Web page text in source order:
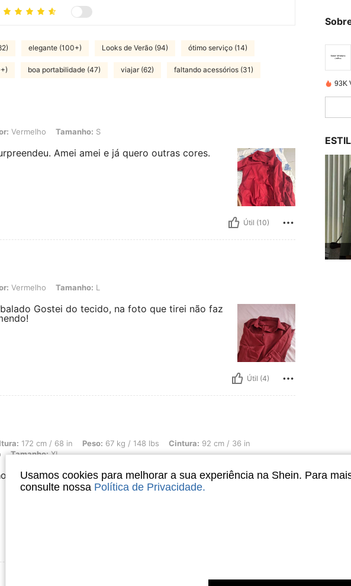
elegante (100+) Looks de Verão (94) ótimo serviço (14)
boa portabilidade (47) viajar (62) faltando acessórios (31)
Tamanho: S
Vermelho Tamanho: S
Amei amei e já quero outras cores.
Útil (10)
Tamanho: L
Vermelho Tamanho: L
Gostei do tecido, na foto que tirei não faz
Útil (4)
cm / 68 in, Peso: 67 kg / 148 lbs, Cintura: 92 cm / 36 in, Busto: 98 cm / 39 in, Cor: Vermelho, Tamanho:
172 cm / 68 in Peso: 67 kg / 148 lbs Cintura: 92 cm / 36 in
Tamanho:XL
Bem apropriado.para está
93K
Usamos cookies para melhorar a sua experiência na Shein. Para
consulte nossa Política de Privacidade.